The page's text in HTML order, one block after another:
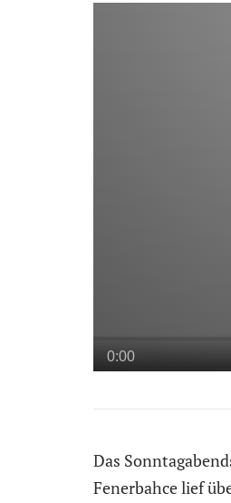
Das
Fenerbahce lief